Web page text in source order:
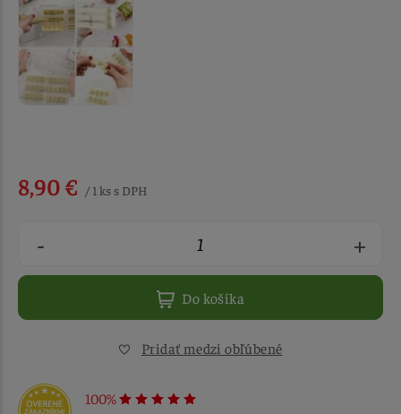
8,90 € / 1 ks s DPH
- +
Do košíka
Pridať medzi obľúbené
100%